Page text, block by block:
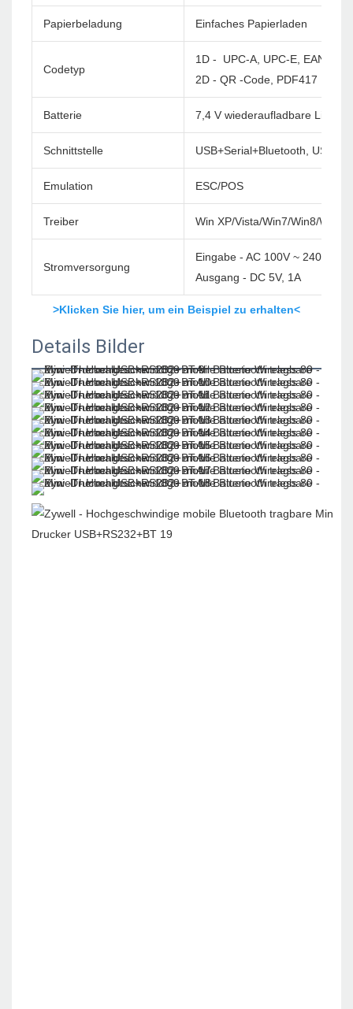
Papierbeladung Einfaches Papierladen
Codetyp
1D - UPC-A, UPC-E, EAN-8,
2D - QR -Code, PDF417
Batterie 7,4 V wiederaufladbare Li-
Schnittstelle USB+Serial+Bluetooth,
Emulation ESC/POS
Treiber Win XP/Vista/Win7/Win8/
Stromversorgung
Eingabe - AC 100V ~ 240 V/60
Ausgang - DC 5V, 1A
>Klicken Sie hier, um ein Beispiel zu erhalten<
Details Bilder